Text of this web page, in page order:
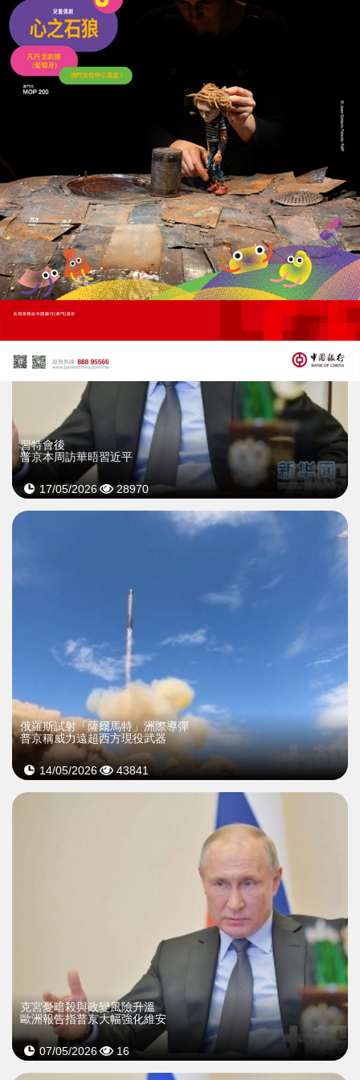
習近平：全面止戰刻不容緩
20/05/2026 24960
習特會後
普京本周訪華晤習近平
17/05/2026 28970
俄羅斯試射「薩爾馬特」洲際導彈
普京稱威力遠超西方現役武器
14/05/2026 43841
克宮憂暗殺與政變風險升溫
歐洲報告指普京大幅強化維安
07/05/2026 16